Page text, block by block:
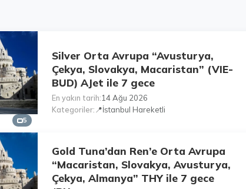
5
Silver Orta Avrupa “Avusturya,
Çekya, Slovakya, Macaristan” (VIE-
BUD) AJet ile 7 gece
En yakın tarih 14 Ağu 2026
Kategoriler 📍İstanbul Hareketli
Gold Tuna’dan Ren’e Orta Avrupa
“Macaristan, Slovakya, Avusturya,
Çekya, Almanya” THY ile 7 gece